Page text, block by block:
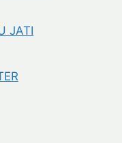
JATI